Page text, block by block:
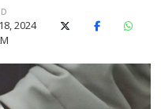
2024
X (Twitter)Facebook